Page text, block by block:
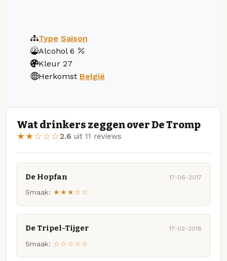
Type Saison
Alcohol 6
Kleur 27
Herkomst België
Wat drinkers zeggen over De Tromp
★★☆☆☆2.6 uit 11 reviews
De Hopfan 17-06-2017
Smaak: ★★★☆☆
De Tripel-Tijger 17-02-2018
Smaak: ☆☆☆☆☆